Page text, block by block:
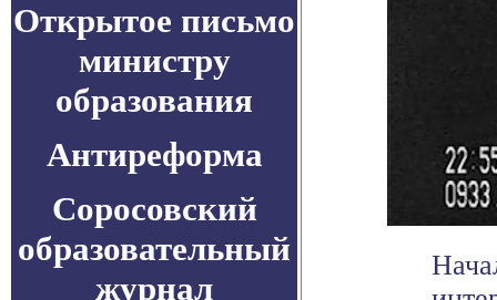
Открытое письмо
министру
образования
Антиреформа
Соросовский
образовательный
журнал